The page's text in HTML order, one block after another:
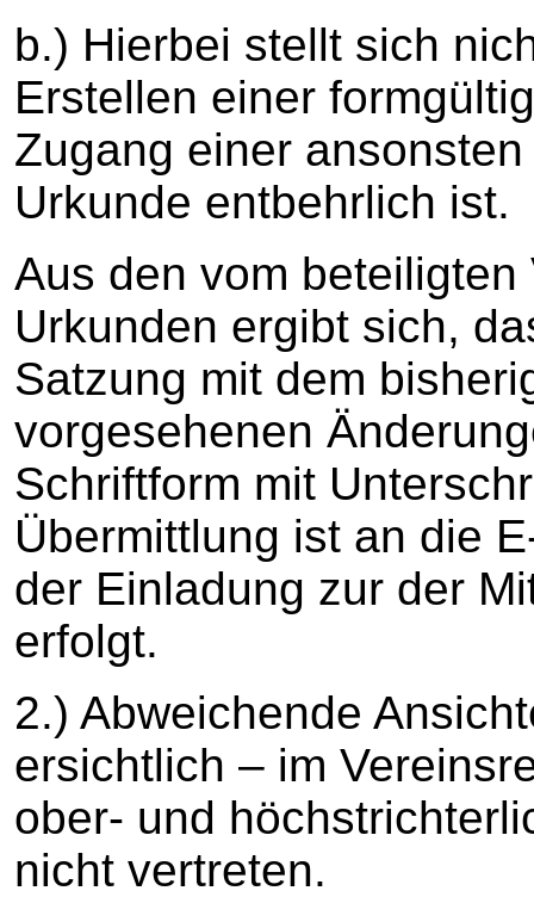
b.) Hierbei stellt sich
Erstellen einer
Zugang einer
Urkunde entbehrlich ist.
Aus den vom
Urkunden ergibt sich,
Satzung mit dem
vorgesehenen
Schriftform mit
Übermittlung ist an die
der Einladung zur der
erfolgt.
2.) Abweichende
ersichtlich – im
ober- und
nicht vertreten.